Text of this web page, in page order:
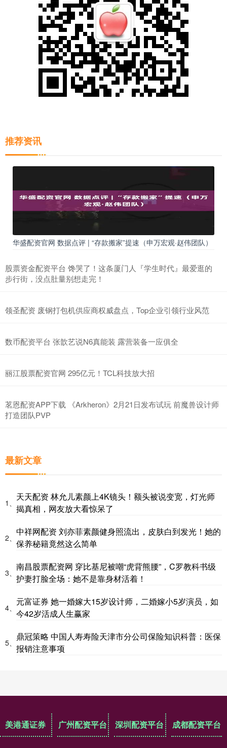
推荐资讯
华盛配资官网 数据点评 | “存款搬家”提速（申万宏观·赵伟团队）
股票资金配资平台 馋哭了！这条厦门人『学生时代』最爱逛的
步行街，没点肚量别想走完！
领圣配资 废钢打包机供应商权威盘点，Top企业引领行业风范
数币配资平台 张歆艺说N6真能装 露营装备一应俱全
丽江股票配资官网 295亿元！TCL科技放大招
茗恩配资APP下载 《Arkheron》2月21日发布试玩 前魔兽设计师
打造团队PVP
最新文章
1、
天天配资 林允儿素颜上4K镜头！额头被说变宽，灯光师
揭真相，网友放大看惊呆了
2、
中祥网配资 刘亦菲素颜健身照流出，皮肤白到发光！她的
保养秘籍竟然这么简单
3、
南昌股票配资网 穿比基尼被嘲“虎背熊腰”，C罗教科书级
护妻打脸全场：她不是靠身材活着！
4、
元富证券 她一婚嫁大15岁设计师，二婚嫁小5岁演员，如
今42岁活成人生赢家
5、
鼎冠策略 中国人寿寿险天津市分公司保险知识科普：医保
报销注意事项
美港通证券 广州配资平台 深圳配资平台 成都配资平台